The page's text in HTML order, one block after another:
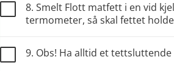
8. Smelt Flott matfett i en vid
termometer, så skal fettet
9. Obs! Ha alltid et